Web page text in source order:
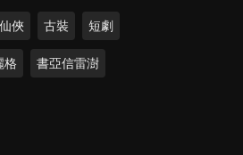
仙俠 古裝 短劇
格 書亞信雷澍